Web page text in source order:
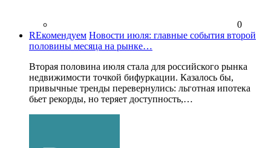
0
REкомендуем Новости июля: главные события второй
половины месяца на рынке…
Вторая половина июля стала для российского рынка
недвижимости точкой бифуркации. Казалось бы,
привычные тренды перевернулись: льготная ипотека
бьет рекорды, но теряет доступность,…